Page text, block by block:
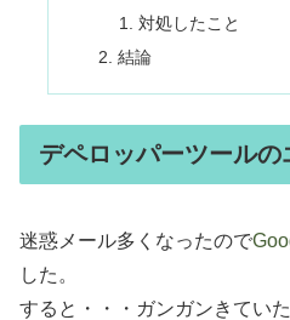
対処したこと
結論
デペロッパーツールの
迷惑メール多くなったので
した。
すると・・・ガンガンきてい